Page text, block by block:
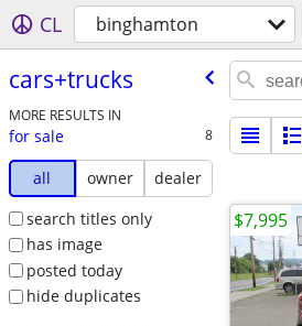
CL binghamton
cars+trucks
MORE RESULTS IN
for sale 8
all owner
dealer
search titles only
has image
posted today
hide duplicates
$7,995